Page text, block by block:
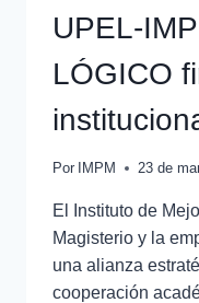
UPEL-
LÓGICO
Por IMPM 23 de
El Instituto de
Magisterio y la
una alianza
cooperación